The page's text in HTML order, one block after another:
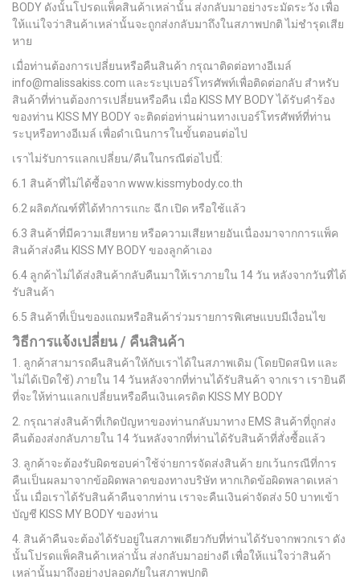
BODY ดังนั้นโปรดแพ็คสินค้าเหล่านั้น ส่งกลับมาอย่างระมัดระวัง เพื่อ
ให้แน่ใจว่าสินค้าเหล่านั้นจะถูกส่งกลับมาถึงในสภาพปกติ ไม่ชำรุดเสีย
หาย
เมื่อท่านต้องการเปลี่ยนหรือคืนสินค้า กรุณาติดต่อทางอีเมล์
info@malissakiss.com และระบุเบอร์โทรศัพท์เพื่อติดต่อกลับ สำหรับ
สินค้าที่ท่านต้องการเปลี่ยนหรือคืน เมื่อ KISS MY BODYได้รับคำร้อง
ของท่าน KISS MY BODY จะติดต่อท่านผ่านทางเบอร์โทรศัพท์ที่ท่าน
ระบุหรือทางอีเมล์ เพื่อดำเนินการในขั้นตอนต่อไป
เราไม่รับการแลกเปลี่ยน/คืนในกรณีต่อไปนี้:
6.1 สินค้าที่ไม่ได้ซื้อจากwww.kissmybody.co.th
6.2 ผลิตภัณฑ์ที่ได้ทำการแกะ ฉีก เปิด หรือใช้แล้ว
6.3 สินค้าที่มีความเสียหาย หรือความเสียหายอันเนื่องมาจากการแพ็ค
สินค้าส่งคืน KISS MY BODYของลูกค้าเอง
6.4 ลูกค้าไม่ได้ส่งสินค้ากลับคืนมาให้เราภายใน 14 วัน หลังจากวันที่ได้
รับสินค้า
6.5 สินค้าที่เป็นของแถมหรือสินค้าร่วมรายการพิเศษแบบมีเงื่อนไข
วิธีการแจ้งเปลี่ยน/ คืนสินค้า
1. ลูกค้าสามารถคืนสินค้าให้กับเราได้ในสภาพเดิม (โดยปิดสนิท และ
ไม่ได้เปิดใช้) ภายใน 14 วันหลังจากที่ท่านได้รับสินค้า จากเรา เรายินดี
ที่จะให้ท่านแลกเปลี่ยนหรือคืนเงินเครดิต KISS MY BODY
2. กรุณาส่งสินค้าที่เกิดปัญหาของท่านกลับมาทาง EMS สินค้าที่ถูกส่ง
คืนต้องส่งกลับภายใน 14 วันหลังจากที่ท่านได้รับสินค้าที่สั่งซื้อแล้ว
3. ลูกค้าจะต้องรับผิดชอบค่าใช้จ่ายการจัดส่งสินค้า ยกเว้นกรณีที่การ
คืนเป็นผลมาจากข้อผิดพลาดของทางบริษัทหากเกิดข้อผิดพลาดเหล่า
นั้น เมื่อเราได้รับสินค้าคืนจากท่าน เราจะคืนเงินค่าจัดส่ง 50 บาทเข้า
บัญชี KISS MY BODYของท่าน
4. สินค้าคืนจะต้องได้รับอยู่ในสภาพเดียวกับที่ท่านได้รับจากพวกเรา ดัง
นั้นโปรดแพ็คสินค้าเหล่านั้น ส่งกลับมาอย่างดี เพื่อให้แน่ใจว่าสินค้า
เหล่านั้นมาถึงอย่างปลอดภัยในสภาพปกติ